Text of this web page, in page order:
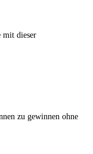
mit dieser
zu gewinnen ohne